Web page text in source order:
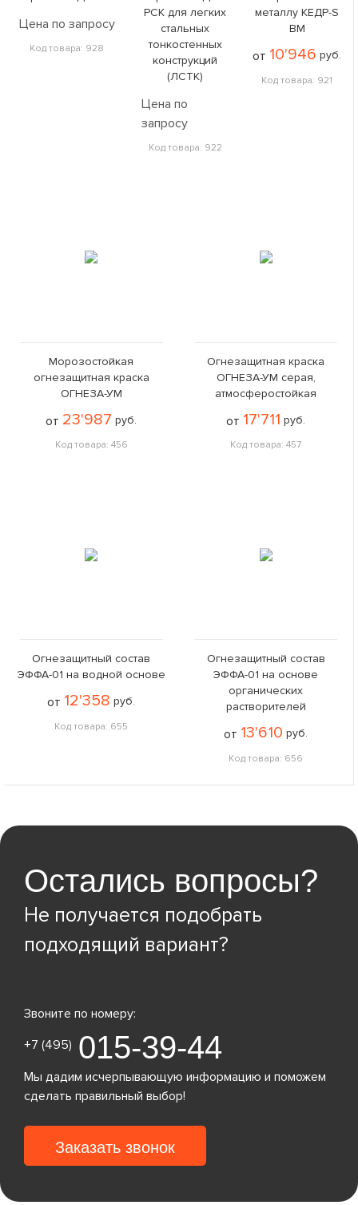
Цена по запросу
Код товара: 928
РСК для легких
стальных
тонкостенных
конструкций
(ЛСТК)
Цена по
запросу
Код товара: 922
металлу КЕДР-S
BM
от 10'946 руб.
Код товара: 921
Морозостойкая
огнезащитная краска
ОГНЕЗА-УМ
от 23'987 руб.
Код товара: 456
Огнезащитная краска
ОГНЕЗА-УМ серая,
атмосферостойкая
от 17'711 руб.
Код товара: 457
Огнезащитный состав
ЭФФА-01 на водной основе
от 12'358 руб.
Код товара: 655
Огнезащитный состав
ЭФФА-01 на основе
органических
растворителей
от 13'610 руб.
Код товара: 656
Остались вопросы?
Не получается подобрать
подходящий вариант?
Звоните по номеру:
+7 (495) 015-39-44
Мы дадим исчерпывающую информацию и поможем
сделать правильный выбор!
Заказать звонок